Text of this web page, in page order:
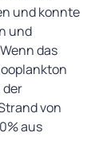
und konnte
und
das
der
von
aus